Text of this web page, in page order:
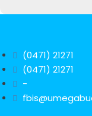
(0471) 21271
(0471) 21271
-